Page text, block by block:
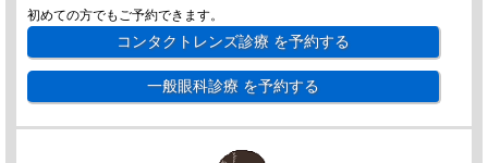
初めての方でもご予約できます。
コンタクトレンズ診療 を予約する
一般眼科診療 を予約する